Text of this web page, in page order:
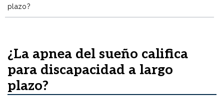
m
e
plazo?
¿La apnea del sueño califica
para discapacidad a largo
plazo?